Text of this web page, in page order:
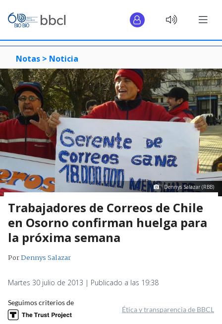
Notas > Noticia
Dennys Salazar (RBB)
Trabajadores de Correos de Chile
en Osorno confirman huelga para
la próxima semana
PorDennys Salazar
Martes 30 julio de 2013 | Publicado a las 19:38
Seguimos criterios de
Ética y transparencia de BBCL